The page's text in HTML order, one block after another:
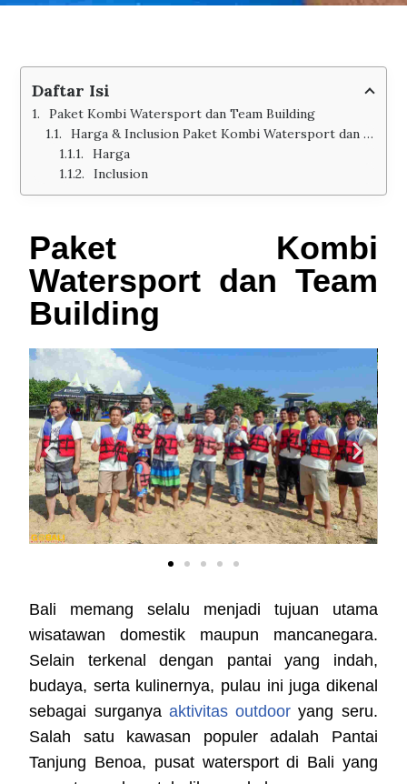
Daftar Isi
Paket Kombi Watersport dan Team Building
Harga & Inclusion Paket Kombi Watersport dan Team Building
Harga
Inclusion
Paket Kombi
Watersport dan Team
Building
Bali memang selalu menjadi tujuan utama
wisatawan domestik maupun mancanegara.
Selain terkenal dengan pantai yang indah,
budaya, serta kulinernya, pulau ini juga dikenal
sebagai surganya aktivitas outdoor yang seru.
Salah satu kawasan populer adalah Pantai
Tanjung Benoa, pusat watersport di Bali yang